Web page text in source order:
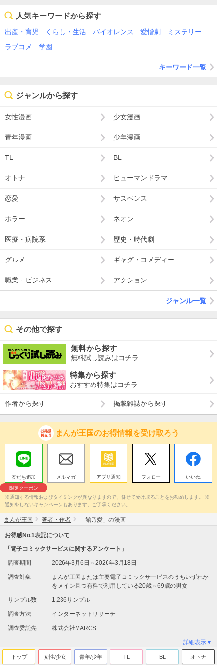
人気キーワードから探す
出産・育児 くらし・生活 バイオレンス 愛憎劇
ミステリー
ラブコメ
学園
キーワード一覧
ジャンルから探す
女性漫画 少女漫画
青年漫画 少年漫画
TL BL
オトナ ヒューマンドラマ
恋愛 サスペンス
ホラー ネオン
医療・病院系 歴史・時代劇
グルメ ギャグ・コメディー
職業・ビジネス アクション
ジャンル一覧
その他で探す
無料から探す
無料試し読みはコチラ
特集から探す
おすすめ特集はコチラ
作者から探す 掲載雑誌から探す
まんが王国のお得情報を受け取ろう
友だち追加
限定クーポン
メルマガ アプリ通知 フォロー いいね
※通知する情報およびタイミングが異なりますので、併せて受け取ることをお勧めします。 ※
通知をしないキャンペーンもあります。ご了承ください。
まんが王国 著者・作者 「館乃愛」の漫画
お得感No.1表記について
「電子コミックサービスに関するアンケート」
調査期間 2026年3月6日～2026年3月18日
調査対象
まんが王国または主要電子コミックサービスのうちいずれか
をメイン且つ有料で利用している20歳～69歳の男女
サンプル数 1,236サンプル
調査方法 インターネットリサーチ
調査委託先 株式会社MARCS
詳細表示▼
トップ 女性/少女 青年/少年 TL BL オトナ